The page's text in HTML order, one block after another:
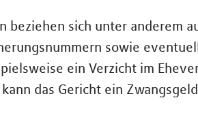
beziehen sich unter anderem
sowie
ein Verzicht im
das Gericht ein